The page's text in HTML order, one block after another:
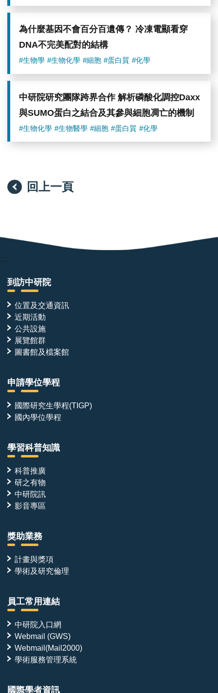
為什麼基因不會百分百遺傳？ 冷凍電顯看穿
DNA不完美配對的結構
#生物學 #生物化學 #細胞 #蛋白質 #化學
中研院研究團隊跨界合作 解析磷酸化調控Daxx
與SUMO蛋白之結合及其參與細胞凋亡的機制
#生物化學 #生物醫學 #細胞 #蛋白質 #化學
回上一頁
:::
到訪中研院
位置及交通資訊
近期活動
公共設施
展覽館群
圖書館及檔案館
申請學位學程
國際研究生學程(TIGP)
國內學位學程
學習科普知識
科普推廣
研之有物
中研院訊
影音專區
獎助業務
計畫與獎項
學術及研究倫理
員工常用連結
中研院入口網
Webmail (GWS)
Webmail(Mail2000)
學術服務管理系統
國際學者資訊